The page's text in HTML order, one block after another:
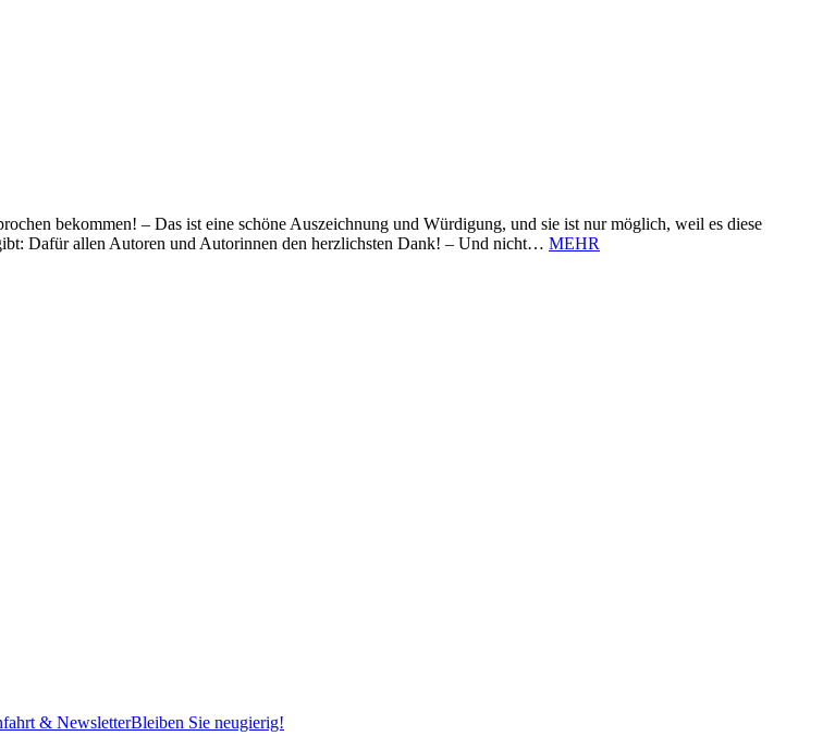
bekommen! – Das ist eine schöne Auszeichnung und Würdigung, und sie ist nur möglich, weil es diese
Dafür allen Autoren und Autorinnen den herzlichsten Dank! – Und nicht… MEHR
& NewsletterBleiben Sie neugierig!